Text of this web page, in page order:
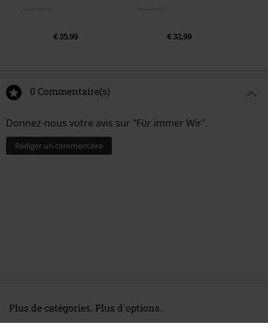
€ 35,99 € 32,99
0 Commentaire(s)
Donnez-nous votre avis sur "Für immer Wir".
Rédiger un commentaire
Plus de catégories. Plus d'options.
Musique Médias CDs